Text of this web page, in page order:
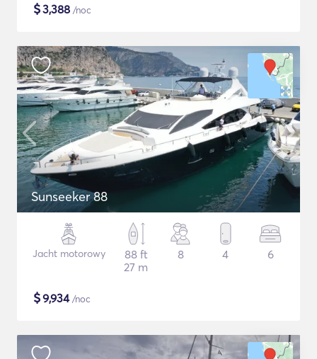
$3,388 /noc
Sunseeker 88
Jacht motorowy
88 ft
27 m
8 4 6
$9,934/noc